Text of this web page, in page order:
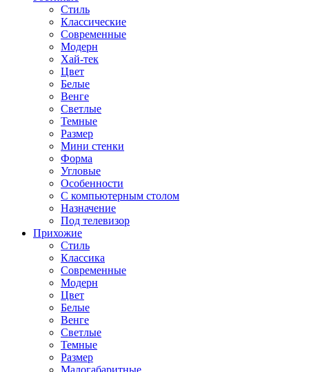
Стиль
Классические
Современные
Модерн
Хай-тек
Цвет
Белые
Венге
Светлые
Темные
Размер
Мини стенки
Форма
Угловые
Особенности
С компьютерным столом
Назначение
Под телевизор
Прихожие
Стиль
Классика
Современные
Модерн
Цвет
Белые
Венге
Светлые
Темные
Размер
Малогабаритные